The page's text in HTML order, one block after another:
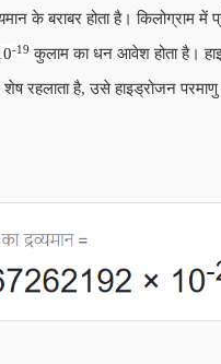
के बराबर होता है।किलोग्राममें
-19 कुलाम का धन आवेश होता है।
रहलाता है, उसे हाइड्रोजन परमाणु